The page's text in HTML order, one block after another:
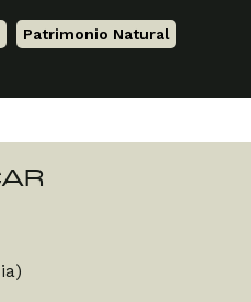
Patrimonio Natural